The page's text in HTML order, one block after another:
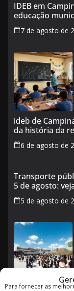
Para fornecer as
IDEB em
educação
7 de agosto de
ideb de
da história da
6 de agosto de
Transporte
5 de agosto:
5 de agosto de